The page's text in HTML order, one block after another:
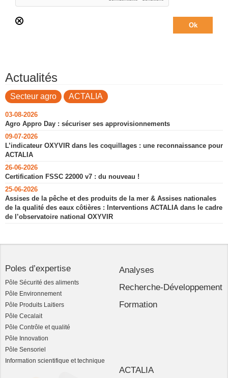
Actualités
Secteur agro ACTALIA
03-08-2026
Agro Appro Day : sécuriser ses approvisionnements
09-07-2026
L’indicateur OXYVIR dans les coquillages : une reconnaissance pour
ACTALIA
26-06-2026
Certification FSSC 22000 v7 : du nouveau !
25-06-2026
Assises de la pêche et des produits de la mer & Assises nationales
de la qualité des eaux côtières : Interventions ACTALIA dans le cadre
de l’observatoire national OXYVIR
Poles d’expertise
Pôle Sécurité des aliments
Pôle Environnement
Pôle Produits Laitiers
Pôle Cecalait
Pôle Contrôle et qualité
Pôle Innovation
Pôle Sensoriel
Information scientifique et technique
Analyses
Recherche-Développement
Formation
ACTALIA